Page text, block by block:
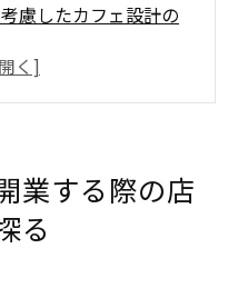
慮したカフェ設計の
功に与える影響
する店舗設計のポイ
店舗設計戦略
業する際の店
る